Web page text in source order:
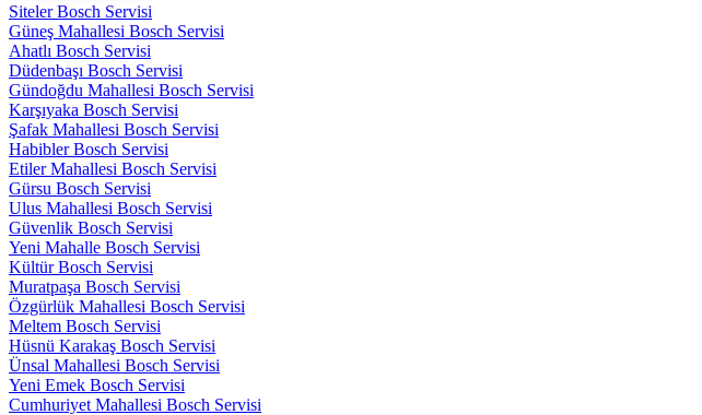
Siteler Bosch Servisi
Güneş Mahallesi Bosch Servisi
Ahatlı Bosch Servisi
Düdenbaşı Bosch Servisi
Gündoğdu Mahallesi Bosch Servisi
Karşıyaka Bosch Servisi
Şafak Mahallesi Bosch Servisi
Habibler Bosch Servisi
Etiler Mahallesi Bosch Servisi
Gürsu Bosch Servisi
Ulus Mahallesi Bosch Servisi
Güvenlik Bosch Servisi
Yeni Mahalle Bosch Servisi
Kültür Bosch Servisi
Muratpaşa Bosch Servisi
Özgürlük Mahallesi Bosch Servisi
Meltem Bosch Servisi
Hüsnü Karakaş Bosch Servisi
Ünsal Mahallesi Bosch Servisi
Yeni Emek Bosch Servisi
Cumhuriyet Mahallesi Bosch Servisi